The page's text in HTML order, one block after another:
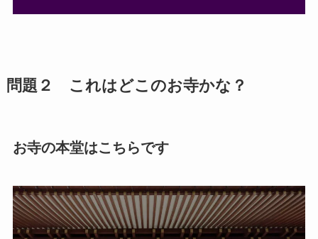
問題２ これはどこのお寺かな？
お寺の本堂はこちらです